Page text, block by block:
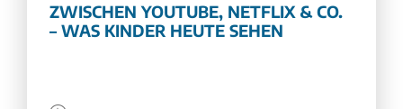
ZWISCHEN YOUTUBE, NETFLIX & CO.
– WAS KINDER HEUTE SEHEN